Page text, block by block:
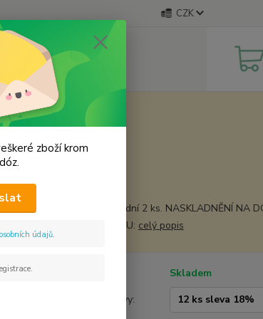
CZK
Vyprodáno - poslední 2 ks. NASKLADNĚNÍ NA
OPATŘIT ETIKETOU: celý popis
Skladem
Množstevní slevy:
zboží krom
údajů.